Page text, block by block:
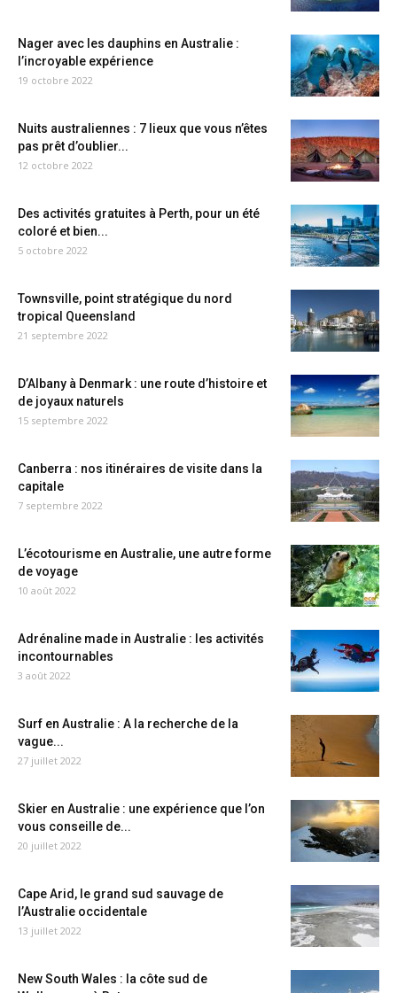
Nager avec les dauphins en Australie :
l’incroyable expérience
19 octobre 2022
Nuits australiennes : 7 lieux que vous n’êtes
pas prêt d’oublier...
12 octobre 2022
Des activités gratuites à Perth, pour un été
coloré et bien...
5 octobre 2022
Townsville, point stratégique du nord
tropical Queensland
21 septembre 2022
D’Albany à Denmark : une route d’histoire et
de joyaux naturels
15 septembre 2022
Canberra : nos itinéraires de visite dans la
capitale
7 septembre 2022
L’écotourisme en Australie, une autre forme
de voyage
10 août 2022
Adrénaline made in Australie : les activités
incontournables
3 août 2022
Surf en Australie : A la recherche de la
vague...
27 juillet 2022
Skier en Australie : une expérience que l’on
vous conseille de...
20 juillet 2022
Cape Arid, le grand sud sauvage de
l’Australie occidentale
13 juillet 2022
New South Wales : la côte sud de